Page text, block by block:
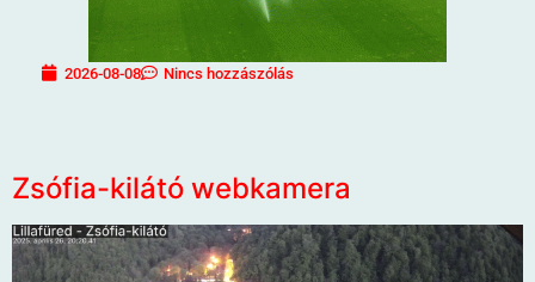
2026-08-08 Nincs hozzászólás
Zsófia-kilátó webkamera